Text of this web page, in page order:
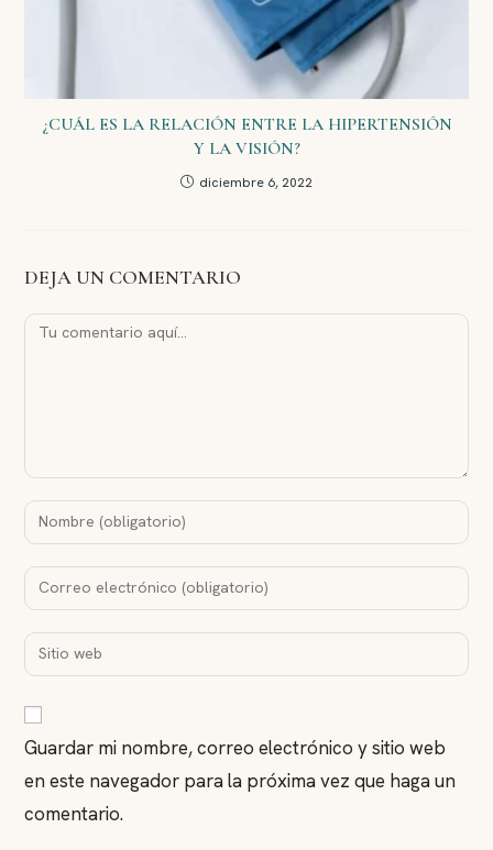
¿CUÁL ES LA RELACIÓN ENTRE LA HIPERTENSIÓN
Y LA VISIÓN?
diciembre 6, 2022
DEJA UN COMENTARIO
Comentario
Introduce
tu
nombre
de
usuario
para
Introduce
tu
dirección
de
comentar
Introduce
la
de
tu
web
(opcional)
Guardar mi nombre, correo electrónico y sitio web
en este navegador para la próxima vez que haga un
comentario.